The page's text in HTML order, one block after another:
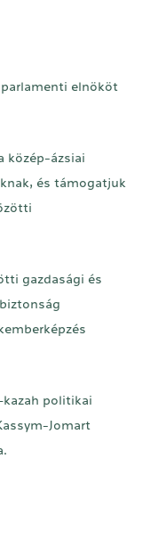
parlamenti elnököt
közép-ázsiai
és támogatjuk
gazdasági és
politikai
Jomart